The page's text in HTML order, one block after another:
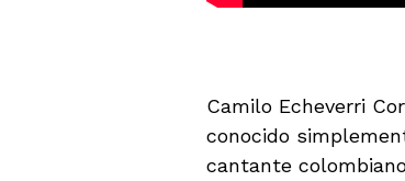
Camilo Echeverri
conocido
cantante